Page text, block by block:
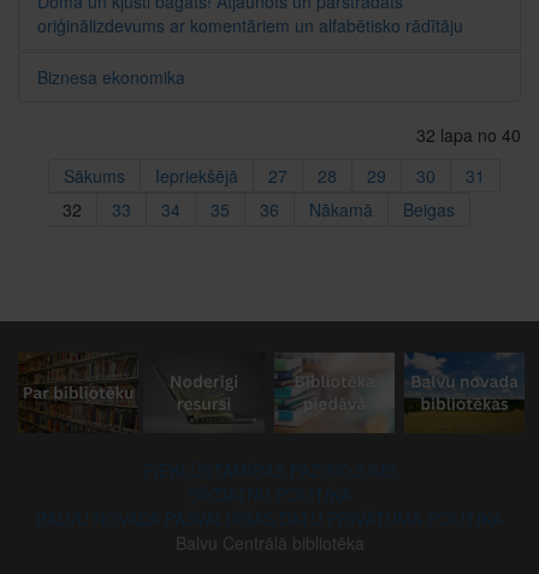
oriģinālizdevums ar komentāriem un alfabētisko rādītāju
Biznesa ekonomika
32 lapa no 40
Sākums
Iepriekšējā 27 28 29 30
31
32
33 34 35 36 Nākamā Beigas
Balvu Centrālā bibliotēka